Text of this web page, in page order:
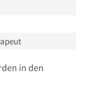
in den